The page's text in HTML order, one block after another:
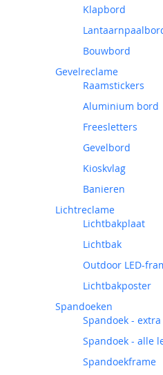
Klapbord
Bouwbord
Gevelreclame
Raamstickers
Aluminium bord
Freesletters
Gevelbord
Kioskvlag
Banieren
Lichtreclame
Lichtbakplaat
Lichtbak
Outdoor LED-
Lichtbakposter
Spandoeken
Spandoek -
Spandoek - alle
Spandoekframe